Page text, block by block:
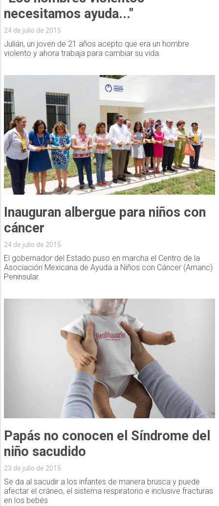
necesitamos ayuda..."
24 de julio de 2015
Julián, un joven de 21 años acepto que era un hombre
violento y ahora trabaja para cambiar su vida.
Inauguran albergue para niños con
cáncer
24 de julio de 2015
El gobernador del Estado puso en marcha el Centro de la
Asociación Mexicana de Ayuda a Niños con Cáncer (Amanc)
Peninsular.
Papás no conocen el Síndrome del
niño sacudido
23 de julio de 2015
Se da al sacudir a los infantes de manera brusca y puede
afectar el cráneo, el sistema respiratorio e inclusive fracturas
en los bebés